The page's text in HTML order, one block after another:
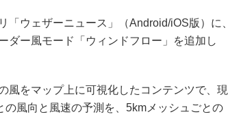
ウェザーニュース」（Android/iOS版）に、
ダー風モード「ウィンドフロー」を追加し
をマップ上に可視化したコンテンツで、現
風向と風速の予測を、5kmメッシュごとの